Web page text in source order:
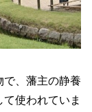
で、藩主の静養
使われていま